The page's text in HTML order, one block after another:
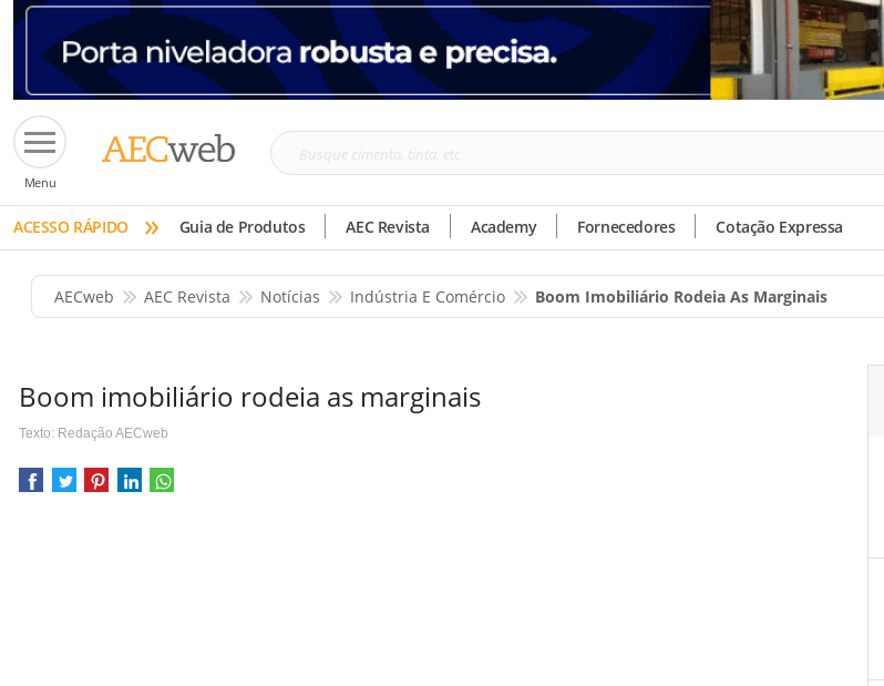
Menu
Busque
tinta,
etc
ACESSO RÁPIDO » Guia de Produtos AEC Revista Academy Fornecedores Cotação Expressa
AECweb AEC Revista Notícias Indústria E Comércio Boom Imobiliário Rodeia As Marginais
Boom imobiliário rodeia as marginais
Texto: Redação AECweb